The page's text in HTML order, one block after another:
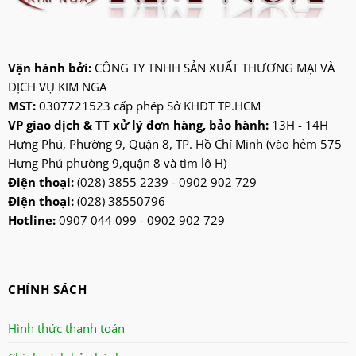
jiplai
kangaroo
kangen
kdk
ktp
lifan
Mitsubishi
nanoco
ninosun
oulai
Panasonic
Vận hành bởi: CÔNG TY TNHH SẢN XUẤT THƯƠNG MẠI VÀ
DỊCH VỤ KIM NGA
MST: 0307721523 cấp phép Sở KHĐT TP.HCM
VP giao dịch & TT xử lý đơn hàng, bảo hành:13H - 14H
Hưng Phú, Phường 9, Quận 8, TP. Hồ Chí Minh (vào hẻm 575
Hưng Phú phường 9,quận 8 và tìm lô H)
Điện thoại: (028) 3855 2239 - 0902 902 729
Điện thoại: (028) 38550796
Hotline:0907 044 099 - 0902 902 729
CHÍNH SÁCH
Hình thức thanh toán